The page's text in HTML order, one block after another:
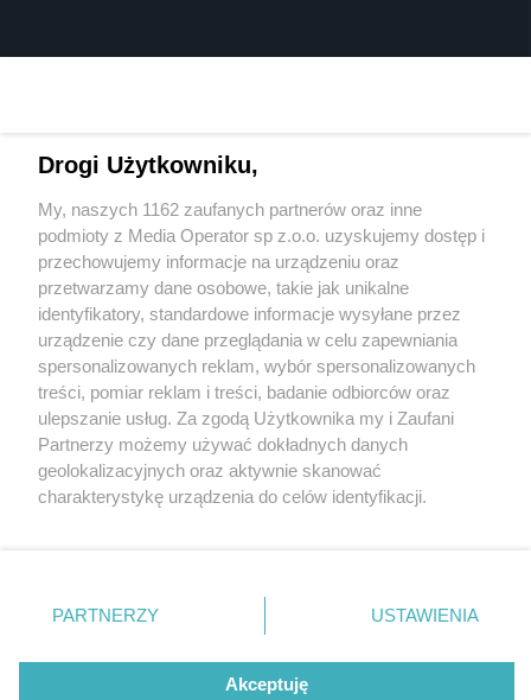
5 / 0
Wydawca mediów lokalnych
Nie zapomnij
zapoznać się z:
polityką prywatności
Twojemiasto
Piekary Śląskie
Chorzów
Tarnowskie Góry
Gliwice
Skontakuj sięz nami
Kontakt
Redakcja
Newsletter
Drogi Użytkowniku,
My, naszych 1162 zaufanych partnerów oraz inne
podmioty z Media Operator sp z.o.o. uzyskujemy dostęp i
przechowujemy informacje na urządzeniu oraz
przetwarzamy dane osobowe, takie jak unikalne
identyfikatory, standardowe informacje wysyłane przez
urządzenie czy dane przeglądania w celu zapewniania
spersonalizowanych reklam, wybór spersonalizowanych
treści, pomiar reklam i treści, badanie odbiorców oraz
ulepszanie usług. Za zgodą Użytkownika my i Zaufani
Partnerzy możemy używać dokładnych danych
geolokalizacyjnych oraz aktywnie skanować
charakterystykę urządzenia do celów identyfikacji.
zmienić/wycofać klikając przycisk ustawień prywatności
znajdujący się w lewym dolnym rogu strony
rodzaje przetwarzania danych nie wymagają zgody
użytkownika, ale masz prawo sprzeciwić się takiemu
PARTNERZY USTAWIENIA
Akceptuję